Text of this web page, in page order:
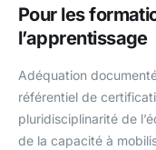
Pour les
l’apprentissage
Adéquation
référentiel de
pluridisciplinarité de
de la capacité à